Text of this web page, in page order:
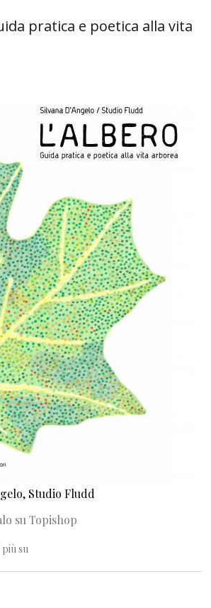
pratica e poetica alla vita
Studio Fludd
su Topishop
su